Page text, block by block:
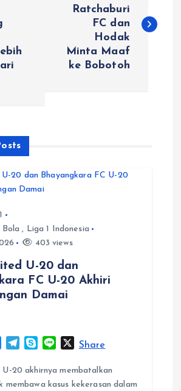
Ratchaburi
FC dan
Hodak
Minta Maaf
ke Bobotoh
, Liga 1 Indonesia
403 views
U-20 dan
FC U-20 Akhiri
Damai
M
s
s
l
e
y
p
n
e
XShare
20 akhirnya membatalkan
membawa kasus kekerasan dalam